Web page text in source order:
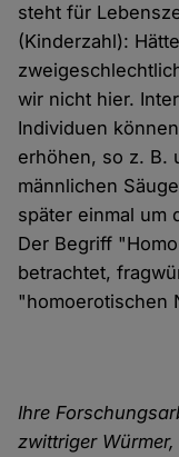
steht für
(Kinderzahl):
wir nicht hier.
Individuen
erhöhen, so z. B.
männlichen
später einmal um
Der Begriff
betrachtet,
"homoerotischen
Ihre
zwittriger